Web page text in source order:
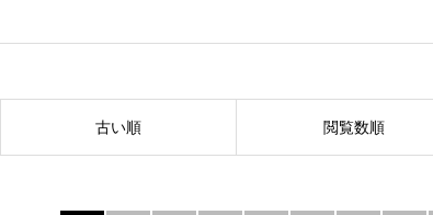
古い順 閲覧数順